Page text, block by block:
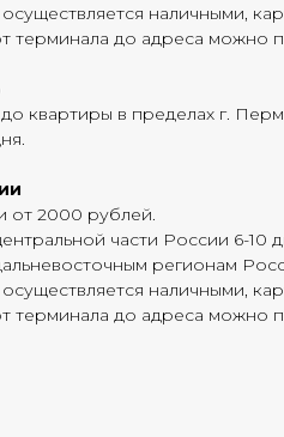
наличными,
терминала до адреса можно
квартиры в пределах г.
от 2000 рублей.
части России 6-10
регионам
наличными,
терминала до адреса можно